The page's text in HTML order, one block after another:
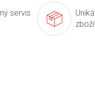
servis